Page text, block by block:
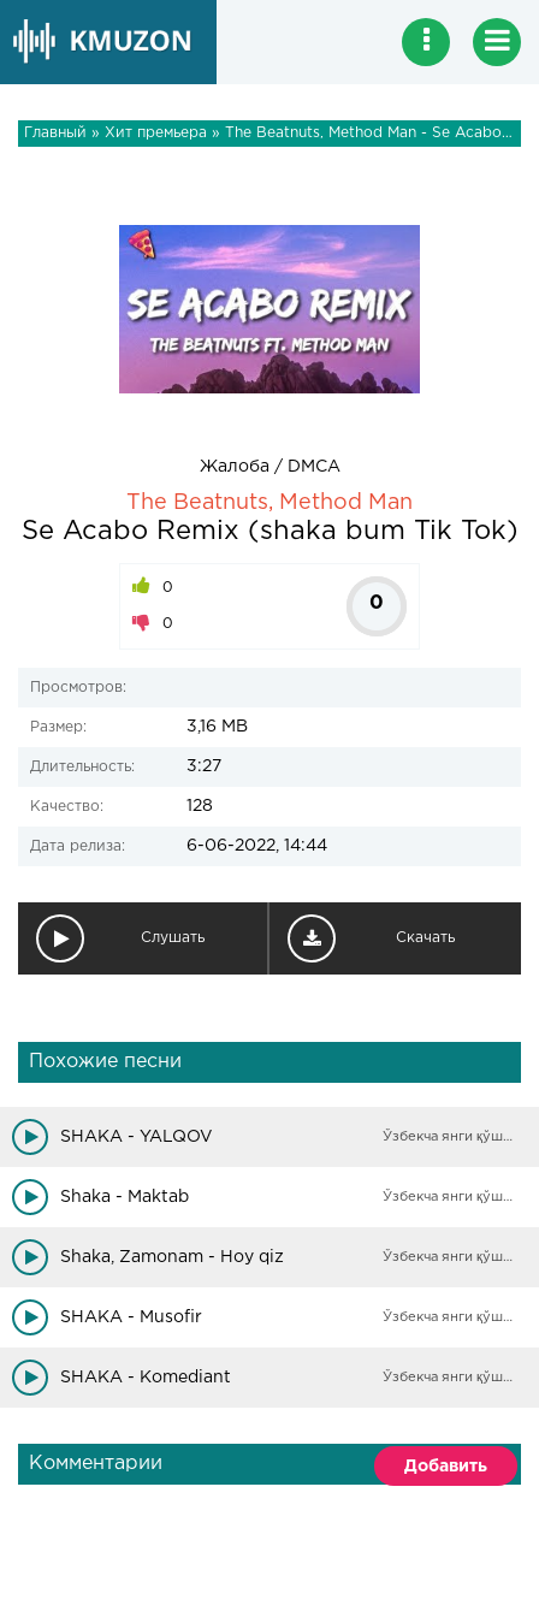
Главный » Хит премьера » The Beatnuts, Method Man - Se Acabo Remix (shaka bum Tik Tok)
Жалоба / DMCA
The Beatnuts, Method Man
Se Acabo Remix (shaka bum Tik Tok)
0
0
0
Просмотров:
Размер: 3,16 MB
Длительность: 3:27
Качество: 128
Дата релиза: 6-06-2022, 14:44
Слушать Скачать
Похожие песни
SHAKA - YALQOV Ўзбекча янги қўшиқлар
Shaka - Maktab Ўзбекча янги қўшиқлар
Shaka, Zamonam - Hoy qiz Ўзбекча янги қўшиқлар
SHAKA - Musofir Ўзбекча янги қўшиқлар
SHAKA - Komediant Ўзбекча янги қўшиқлар
Комментарии Добавить